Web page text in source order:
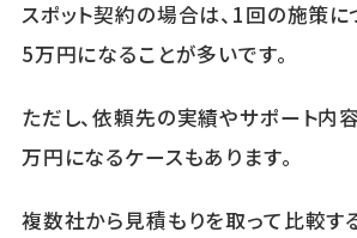
スポット契約の場合は、1回の施策
5万円になることが多いです。
ただし、依頼先の実績やサポート内
万円になるケースもあります。
複数社から見積もりを取って比較す